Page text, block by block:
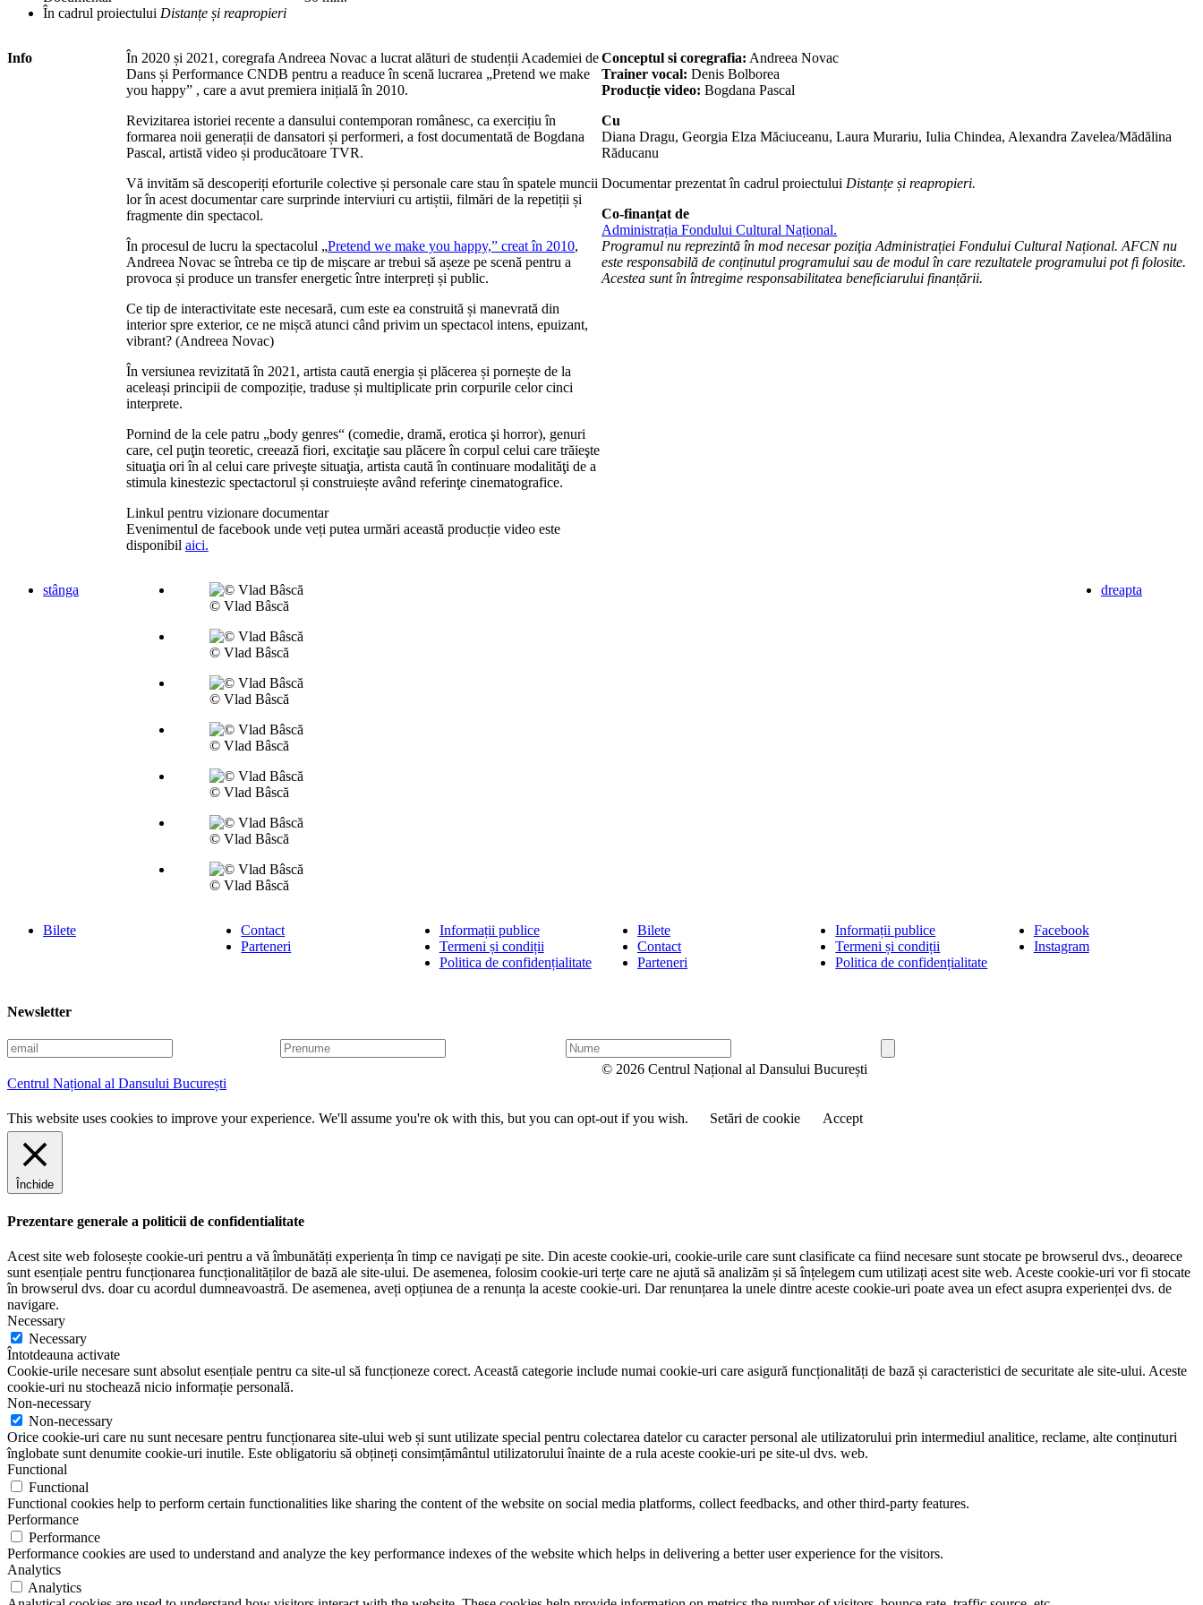
În cadrul proiectului Distanțe și reapropieri
Info
În 2020 și 2021, coregrafa Andreea Novac a lucrat alături de studenții Academiei de
Dans și Performance CNDB pentru a readuce în scenă lucrarea „Pretend we make
you happy” , care a avut premiera inițială în 2010.
Revizitarea istoriei recente a dansului contemporan românesc, ca exercițiu în
formarea noii generații de dansatori și performeri, a fost documentată de Bogdana
Pascal, artistă video și producătoare TVR.
Vă invităm să descoperiți eforturile colective și personale care stau în spatele muncii
lor în acest documentar care surprinde interviuri cu artiștii, filmări de la repetiții și
fragmente din spectacol.
În procesul de lucru la spectacolul „Pretend we make you happy,” creat în 2010,
Andreea Novac se întreba ce tip de mișcare ar trebui să așeze pe scenă pentru a
provoca și produce un transfer energetic între interpreți și public.
Ce tip de interactivitate este necesară, cum este ea construită și manevrată din
interior spre exterior, ce ne mișcă atunci când privim un spectacol intens, epuizant,
vibrant? (Andreea Novac)
În versiunea revizitată în 2021, artista caută energia și plăcerea și pornește de la
aceleași principii de compoziție, traduse și multiplicate prin corpurile celor cinci
interprete.
Pornind de la cele patru „body genres“ (comedie, dramă, erotica şi horror), genuri
care, cel puţin teoretic, creează fiori, excitaţie sau plăcere în corpul celui care trăieşte
situaţia ori în al celui care priveşte situaţia, artista caută în continuare modalităţi de a
stimula kinestezic spectactorul și construiește având referinţe cinematografice.
Linkul pentru vizionare documentar
Evenimentul de facebook unde veți putea urmări această producție video este
disponibil aici.
Conceptul si coregrafia: Andreea Novac
Trainer vocal: Denis Bolborea
Producție video: Bogdana Pascal
Cu
Diana Dragu, Georgia Elza Măciuceanu, Laura Murariu, Iulia Chindea, Alexandra Zavelea/Mădălina
Răducanu
Documentar prezentat în cadrul proiectului Distanțe și reapropieri.
Co-finanțat de
Administrația Fondului Cultural Național.
Programul nu reprezintă în mod necesar poziţia Administrației Fondului Cultural Național. AFCN nu
este responsabilă de conținutul programului sau de modul în care rezultatele programului pot fi folosite.
Acestea sunt în întregime responsabilitatea beneficiarului finanțării.
stânga
© Vlad Bâscă
© Vlad Bâscă
© Vlad Bâscă
© Vlad Bâscă
© Vlad Bâscă
© Vlad Bâscă
© Vlad Bâscă
dreapta
Bilete
Contact
Parteneri
Informații publice
Termeni și condiții
Politica de confidențialitate
Bilete
Contact
Parteneri
Informații publice
Termeni și condiții
Politica de confidențialitate
Facebook
Instagram
Newsletter
E
m
a
i
l
P
r
u
m
N
u
Centrul Național al Dansului București
© 2026 Centrul Național al Dansului București
This website uses cookies to improve your experience. We'll assume you're ok with this, but you can opt-out if you wish. Setări de cookie Accept
Închide
Prezentare generale a politicii de confidentialitate
Acest site web folosește cookie-uri pentru a vă îmbunătăți experiența în timp ce navigați pe site. Din aceste cookie-uri, cookie-urile care sunt clasificate ca fiind necesare sunt stocate pe browserul dvs., deoarece
sunt esențiale pentru funcționarea funcționalităților de bază ale site-ului. De asemenea, folosim cookie-uri terțe care ne ajută să analizăm și să înțelegem cum utilizați acest site web. Aceste cookie-uri vor fi stocate
în browserul dvs. doar cu acordul dumneavoastră. De asemenea, aveți opțiunea de a renunța la aceste cookie-uri. Dar renunțarea la unele dintre aceste cookie-uri poate avea un efect asupra experienței dvs. de
navigare.
Necessary
Necessary
Întotdeauna activate
Cookie-urile necesare sunt absolut esențiale pentru ca site-ul să funcționeze corect. Această categorie include numai cookie-uri care asigură funcționalități de bază și caracteristici de securitate ale site-ului. Aceste
cookie-uri nu stochează nicio informație personală.
Non-necessary
Non-necessary
Orice cookie-uri care nu sunt necesare pentru funcționarea site-ului web și sunt utilizate special pentru colectarea datelor cu caracter personal ale utilizatorului prin intermediul analitice, reclame, alte conținuturi
înglobate sunt denumite cookie-uri inutile. Este obligatoriu să obțineți consimțământul utilizatorului înainte de a rula aceste cookie-uri pe site-ul dvs. web.
Functional
Functional
Functional cookies help to perform certain functionalities like sharing the content of the website on social media platforms, collect feedbacks, and other third-party features.
Performance
Performance
Performance cookies are used to understand and analyze the key performance indexes of the website which helps in delivering a better user experience for the visitors.
Analytics
Analytics